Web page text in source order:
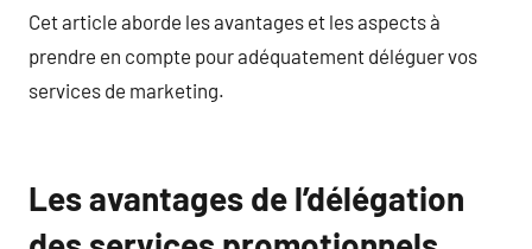
Cet article aborde les avantages et les aspects à
prendre en compte pour adéquatement déléguer vos
services de marketing.
Les avantages de l’délégation